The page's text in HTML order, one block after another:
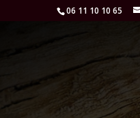
06 11 10 10 65